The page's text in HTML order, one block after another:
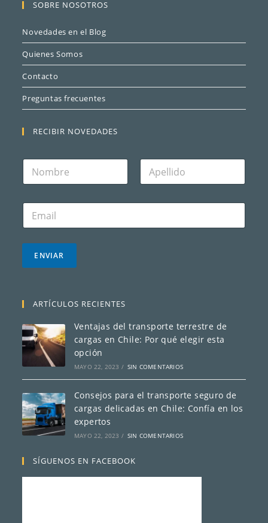
SOBRE NOSOTROS
Novedades en el Blog
Quienes Somos
Contacto
Preguntas frecuentes
RECIBIR NOVEDADES
N
m
*
C
r
r
o
e
c
t
r
ó
n
i
c
*
ENVIAR
ARTÍCULOS RECIENTES
Ventajas del transporte terrestre de
cargas en Chile: Por qué elegir esta
opción
MAYO 22, 2023 / SIN COMENTARIOS
Consejos para el transporte seguro de
cargas delicadas en Chile: Confía en los
expertos
MAYO 22, 2023 / SIN COMENTARIOS
SÍGUENOS EN FACEBOOK